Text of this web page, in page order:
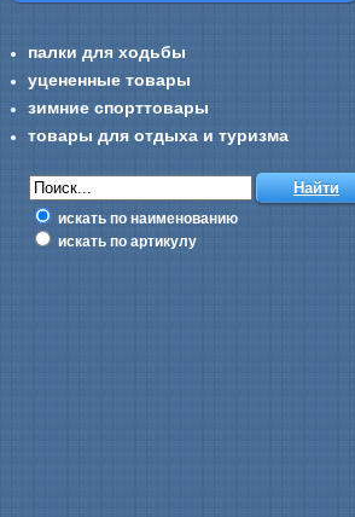
палки для ходьбы
уцененные товары
зимние спорттовары
товары для отдыха и туризма
искать по наименованию
искать по артикулу